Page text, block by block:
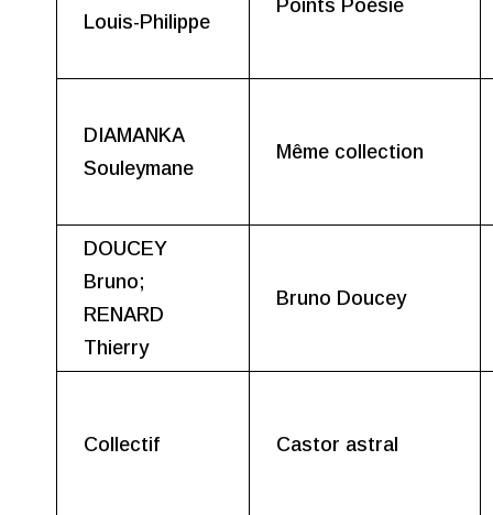
Louis-Philippe
Points Poésie
DIAMANKA
Souleymane
Même collection
DOUCEY
Bruno;
RENARD
Thierry
Bruno Doucey
Collectif Castor astral